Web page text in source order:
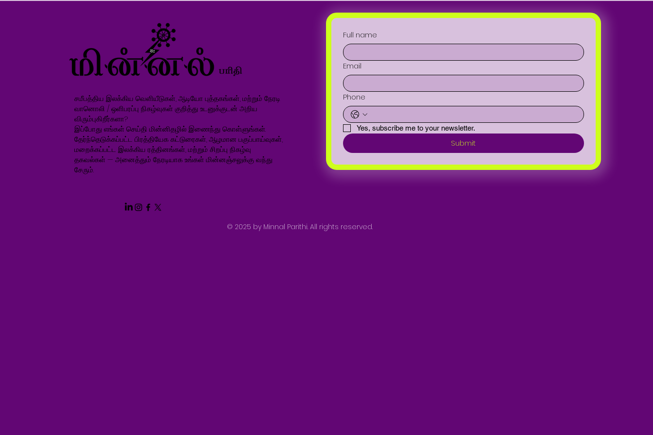
சமீபத்திய இலக்கிய வெளியீடுகள், ஆடியோ புத்தகங்கள், மற்றும் நேரடி
வானொலி / ஒளிபரப்பு நிகழ்வுகள் குறித்து உடனுக்குடன் அறிய
விரும்புகிறீர்களா?
இப்போது எங்கள் செய்தி மின்னிதழில் இணைந்து கொள்ளுங்கள்.
தேர்ந்தெடுக்கப்பட்ட பிரத்தியேக கட்டுரைகள், ஆழமான பகுப்பாய்வுகள்,
மறைக்கப்பட்ட இலக்கிய ரத்தினங்கள், மற்றும் சிறப்பு நிகழ்வு
தகவல்கள் — அனைத்தும் நேரடியாக உங்கள் மின்னஞ்சலுக்கு வந்து
சேரும்.
Full name
Email
Phone
Yes, subscribe me to your newsletter.
Submit
© 2025 by Minnal Parithi. All rights reserved.